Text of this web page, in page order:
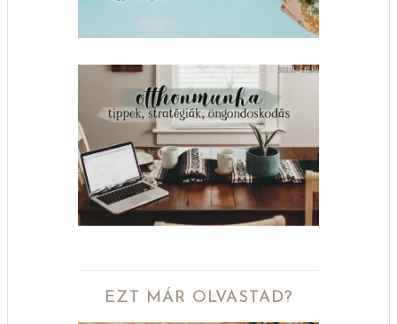
EZT MÁR OLVASTAD?